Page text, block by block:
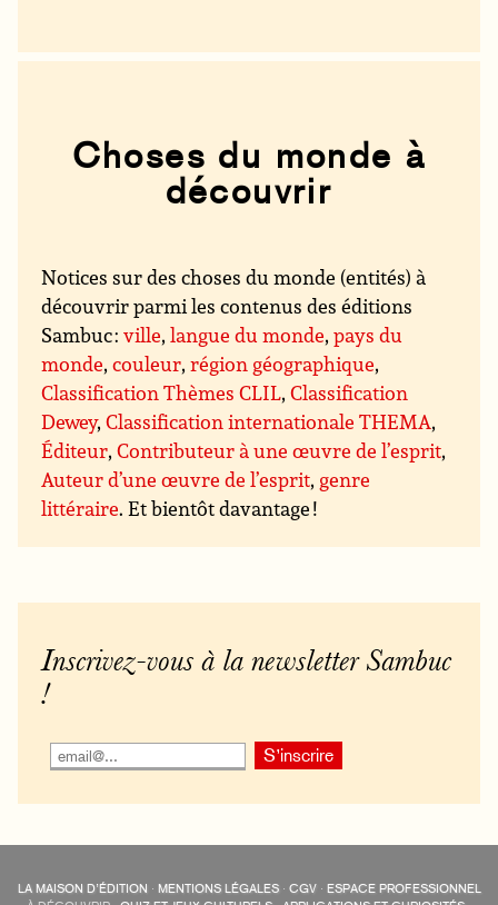
Choses du monde à
découvrir
Notices sur des choses du monde (entités) à
découvrir parmi les contenus des éditions
Sambuc :ville,langue du monde,pays du
monde,couleur,région géographique,
Classification Thèmes CLIL,Classification
Dewey,Classification internationale THEMA,
Éditeur,Contributeur à une œuvre de l’esprit,
Auteur d’une œuvre de l’esprit, genre
littéraire. Et bientôt davantage !
Inscrivez-vous à la newsletter Sambuc
!
LA MAISON D’ÉDITION · MENTIONS LÉGALES· CGV· ESPACE PROFESSIONNEL